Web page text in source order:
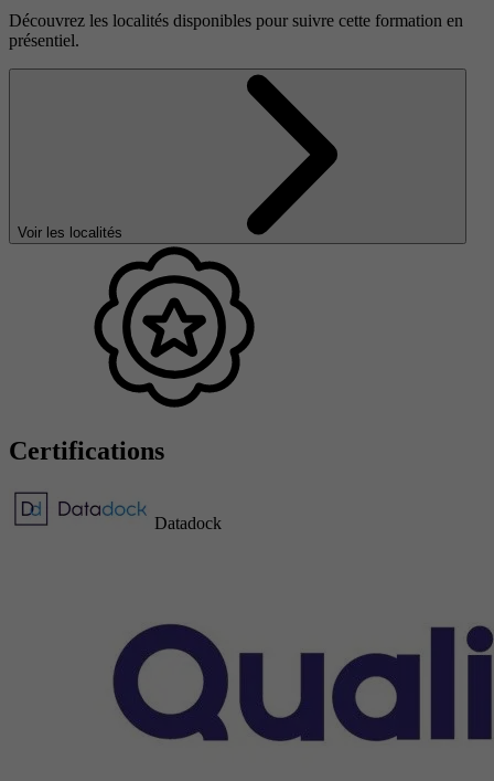
Découvrez les localités disponibles pour suivre cette formation en
présentiel.
Voir les localités
Certifications
Datadock